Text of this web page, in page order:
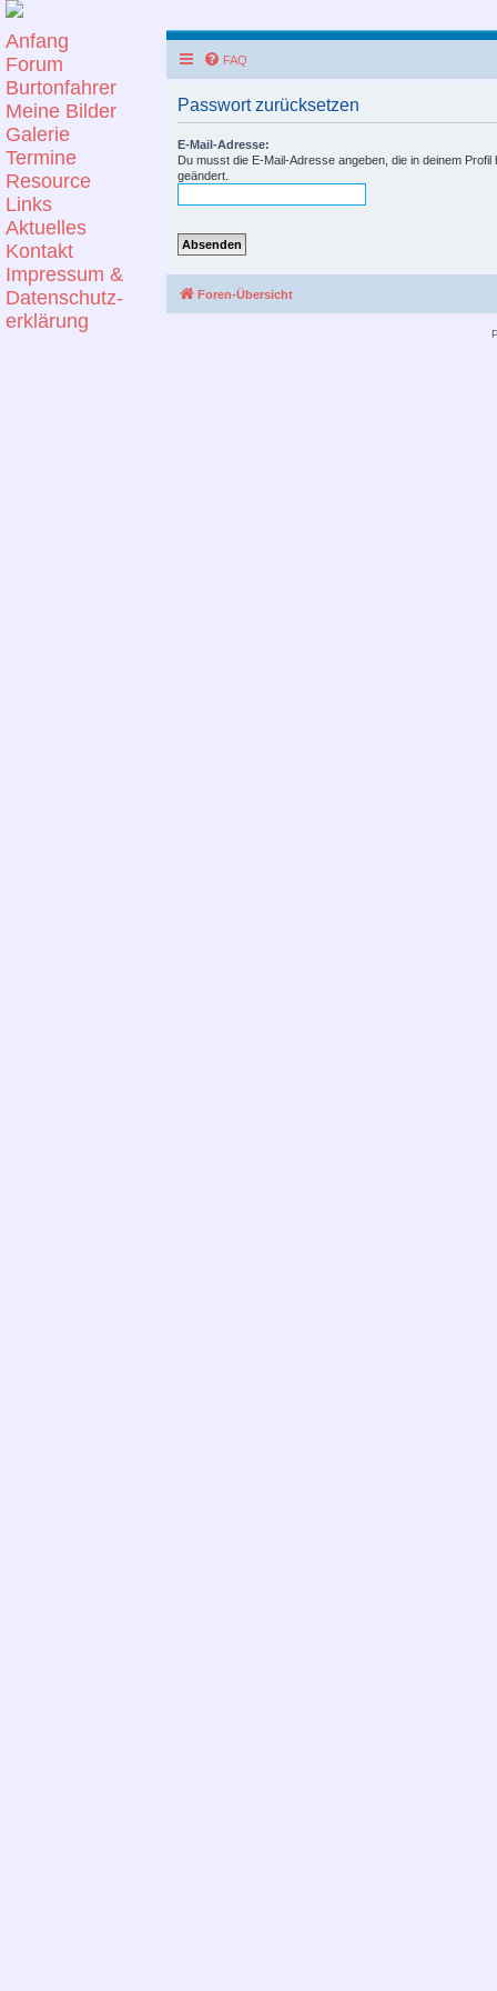
Anfang
Forum
Burtonfahrer
Meine Bilder
Galerie
Termine
Resource
Links
Aktuelles
Kontakt
Impressum &
Datenschutz-
erklärung
FAQ
Passwort zurücksetzen
E-Mail-Adresse:
Du musst die E-Mail-Adresse angeben, die in deinem
geändert.
Foren-Übersicht